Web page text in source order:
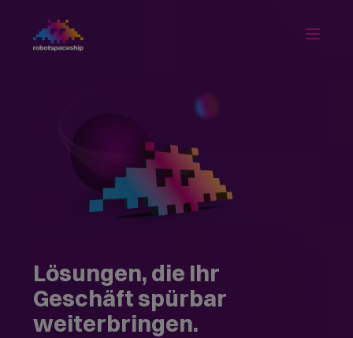
Lösungen, die Ihr
Geschäft spürbar
weiterbringen.